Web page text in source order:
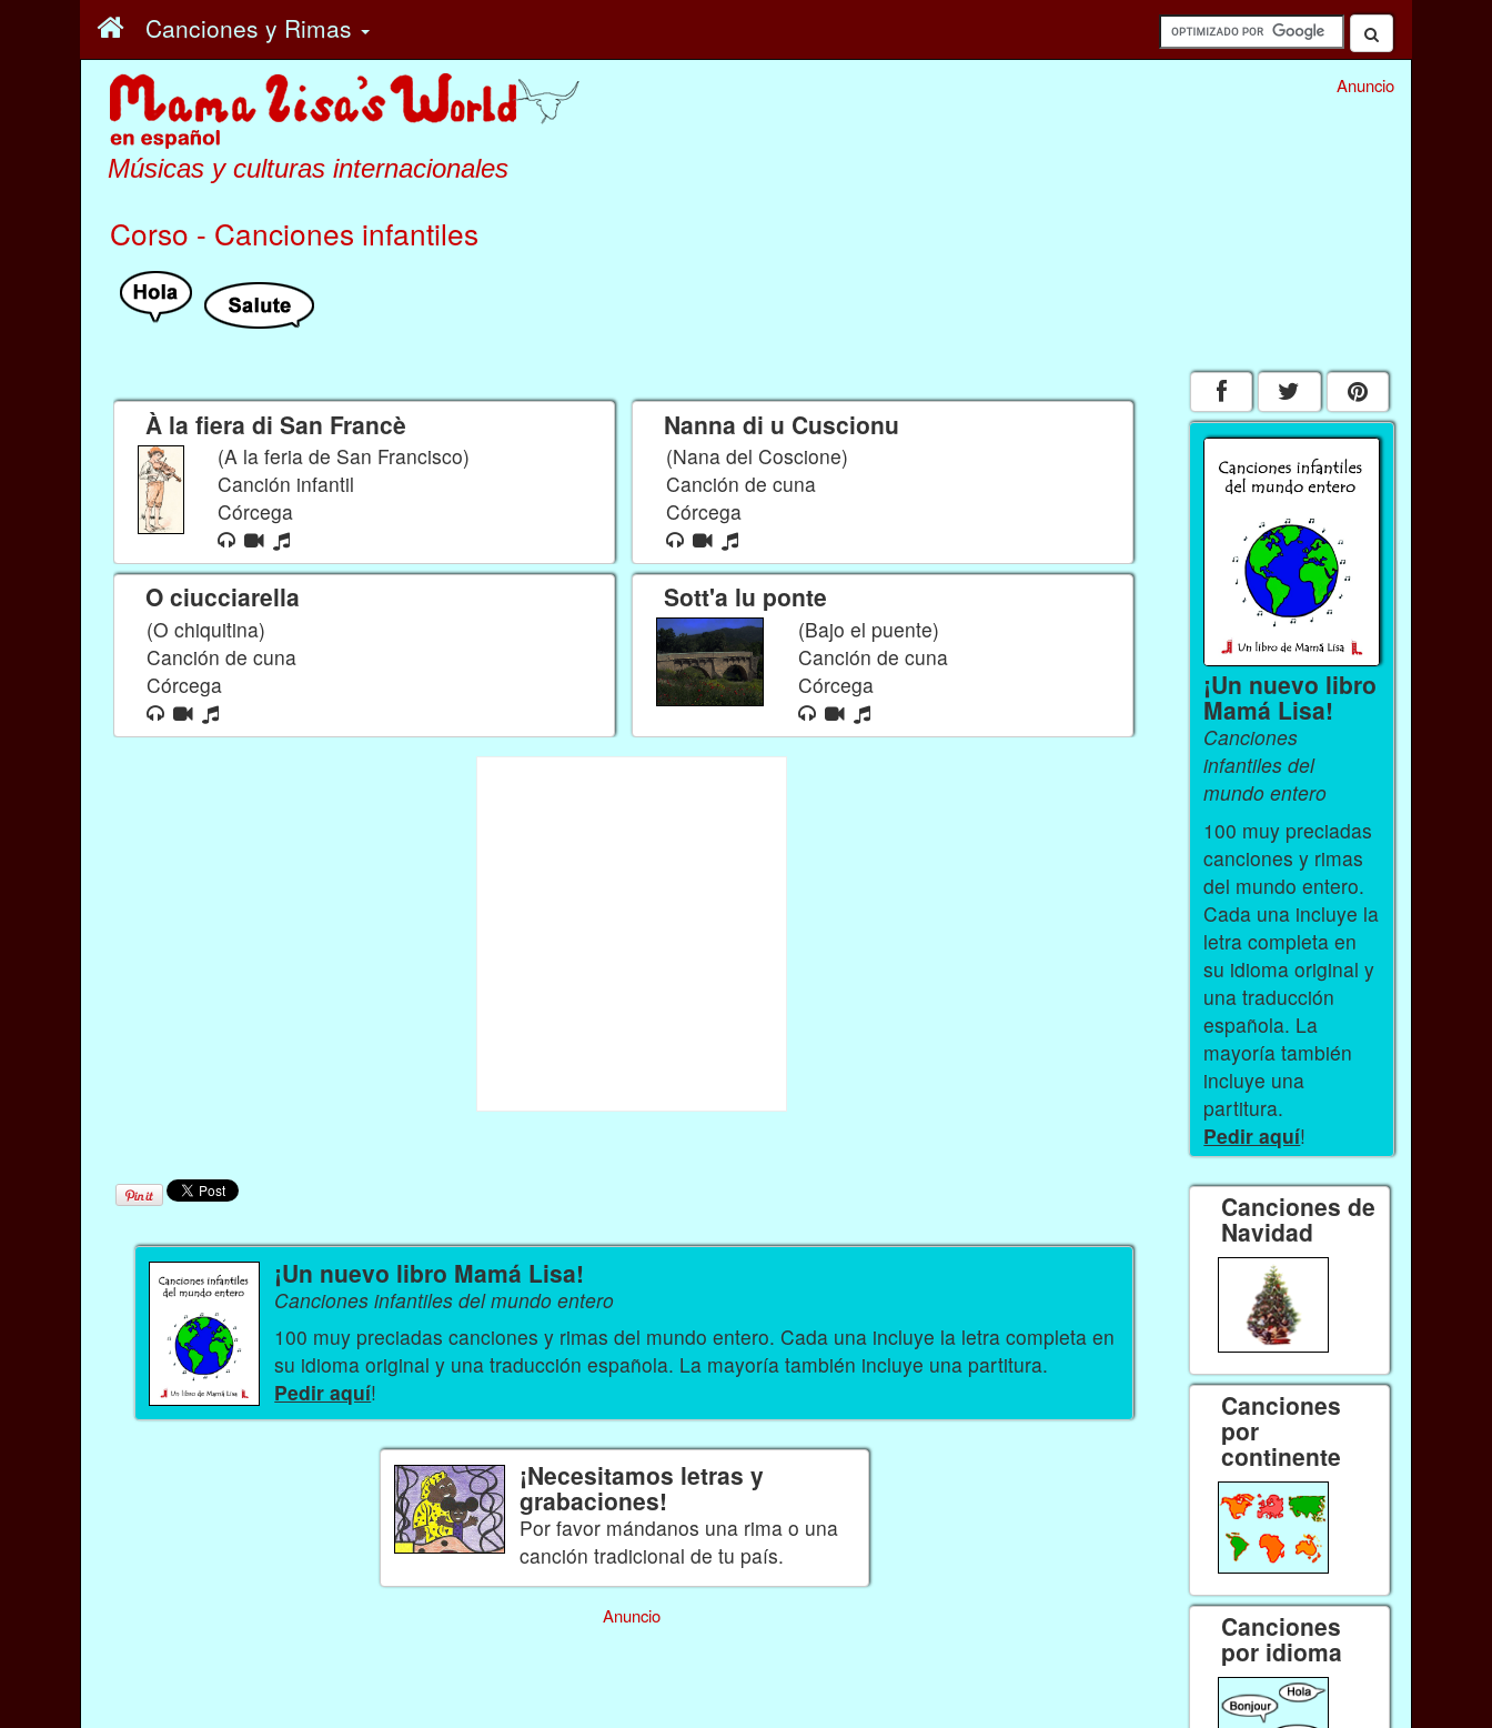
Canciones y Rimas
Músicas y culturas internacionales
Corso - Canciones infantiles
Anuncio
À la fiera di San Francè
(A la feria de San Francisco)
Canción infantil
Córcega
Nanna di u Cuscionu
(Nana del Coscione)
Canción de cuna
Córcega
O ciucciarella
(O chiquitina)
Canción de cuna
Córcega
Sott'a lu ponte
(Bajo el puente)
Canción de cuna
Córcega
¡Un nuevo libro Mamá Lisa!
Canciones infantiles del mundo entero
100 muy preciadas canciones y rimas del mundo entero. Cada una incluye la letra completa en
su idioma original y una traducción española. La mayoría también incluye una partitura.
Pedir aquí!
¡Necesitamos letras y
grabaciones!
Por favor mándanos una rima o una
canción tradicional de tu país.
Anuncio
¡Un nuevo libro
Mamá Lisa!
Canciones
infantiles del
mundo entero
100 muy preciadas
canciones y rimas
del mundo entero.
Cada una incluye la
letra completa en
su idioma original y
una traducción
española. La
mayoría también
incluye una
partitura.
Pedir aquí!
Canciones de
Navidad
Canciones
por
continente
Canciones
por idioma